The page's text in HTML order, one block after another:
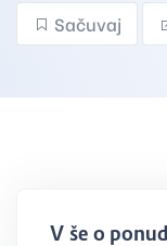
Sačuvaj
Više o ponudi